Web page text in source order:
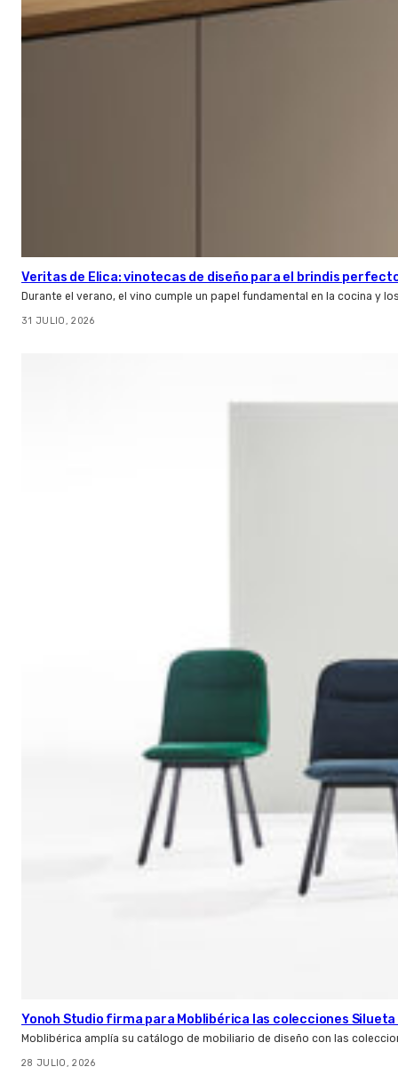
Veritas de Elica: vinotecas de diseño para el brindis
Durante el verano, el vino cumple un papel fundamental en la cocina y
31 JULIO, 2026
Yonoh Studio firma para Moblibérica las colecciones Silueta
Moblibérica amplía su catálogo de mobiliario de diseño con las
28 JULIO, 2026